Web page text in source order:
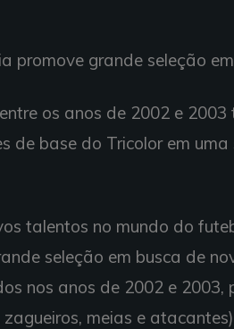
promove grande seleção
os anos de 2002 e
de base do Tricolor em
talentos no mundo do
seleção em busca de
nos anos de 2002 e
meias e